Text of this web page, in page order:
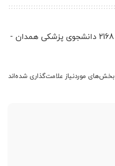
بازتاب: دانیال خدابنده لو: رتبه 2168 دانشجوی پزشکی همدان -
بخش‌های موردنیاز علامت‌گذاری شده‌اند